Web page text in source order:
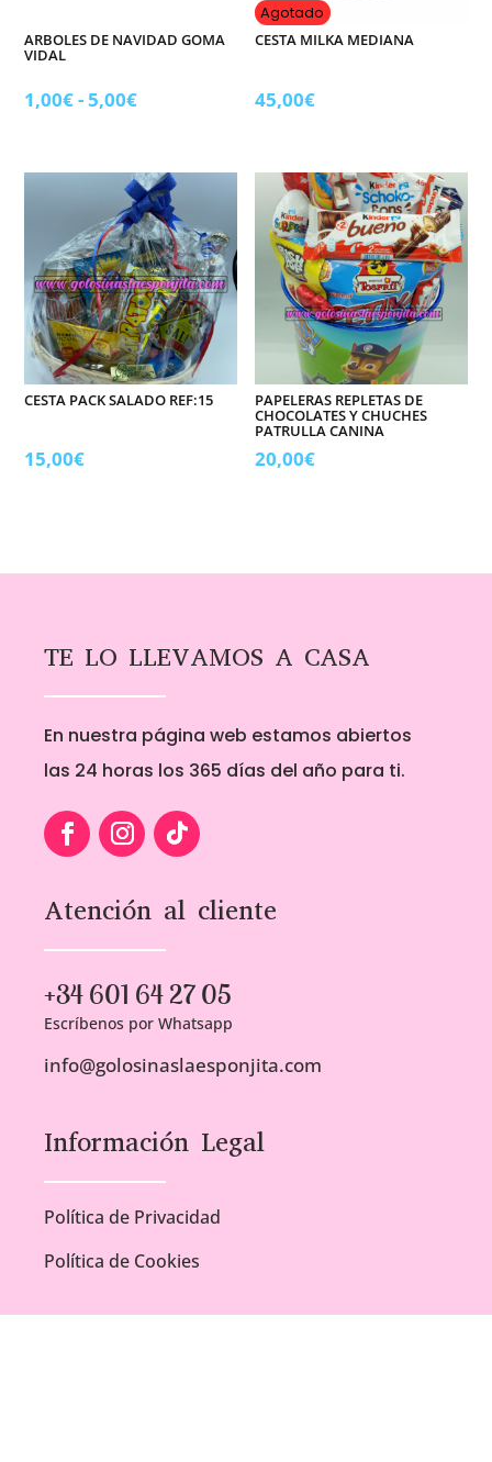
ARBOLES DE NAVIDAD GOMA
VIDAL
1,00€-5,00€Rango
desde
1,00€
hasta
5,00€
Agotado
CESTA MILKA MEDIANA
45,00€
CESTA PACK SALADO REF:15
15,00€
PAPELERAS REPLETAS DE
CHOCOLATES Y CHUCHES
PATRULLA CANINA
20,00€
TE LO LLEVAMOS A CASA
En nuestra página web estamos abiertos
las 24 horas los 365 días del año para ti.
Atención al cliente
+34 601 64 27 05
Escríbenos por Whatsapp
info@golosinaslaesponjita.com
Información Legal
Política de Privacidad
Política de Cookies